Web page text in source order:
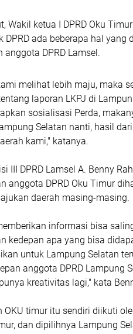
Wakil ketua I DPRD Oku
ada beberapa hal yang
DPRD Lamsel.
melihat lebih maju, maka
laporan LKPJ di
sosialisasi Perda,
Selatan nanti, hasil
kami," katanya.
III DPRD Lamsel A. Benny
anggota DPRD Oku Timur
daerah masing-masing.
informasi bisa
kedepan apa yang bisa
untuk Lampung Selatan
anggota DPRD Lampung
kreativitas lagi," kata
OKU timur itu sendiri diikuti
dan dipilihnya Lampung